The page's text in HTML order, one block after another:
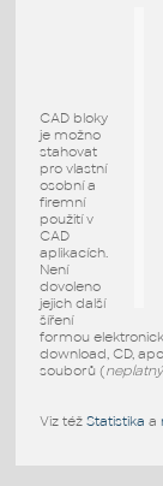
CAD bloky
je možno
stahovat
pro vlastní
osobní a
firemní
použití v
CAD
aplikacích.
Není
dovoleno
jejich další
šíření
formou
download, CD,
souborů (
Viz též Statistika a